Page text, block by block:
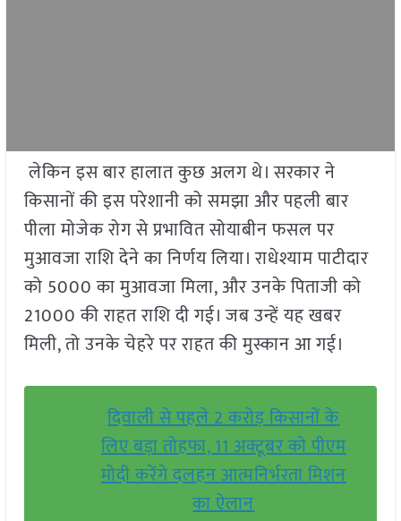
लेकिन इस बार हालात कुछ अलग थे। सरकार ने
किसानों की इस परेशानी को समझा और पहली बार
पीला मोजेक रोग से प्रभावित सोयाबीन फसल पर
मुआवजा राशि देने का निर्णय लिया। राधेश्याम पाटीदार
को 5000 का मुआवजा मिला, और उनके पिताजी को
21000 की राहत राशि दी गई। जब उन्हें यह खबर
मिली, तो उनके चेहरे पर राहत की मुस्कान आ गई।
दिवाली से पहले 2 करोड़ किसानों के
लिए बड़ा तोहफा, 11 अक्टूबर को पीएम
मोदी करेंगे दलहन आत्मनिर्भरता मिशन
का ऐलान